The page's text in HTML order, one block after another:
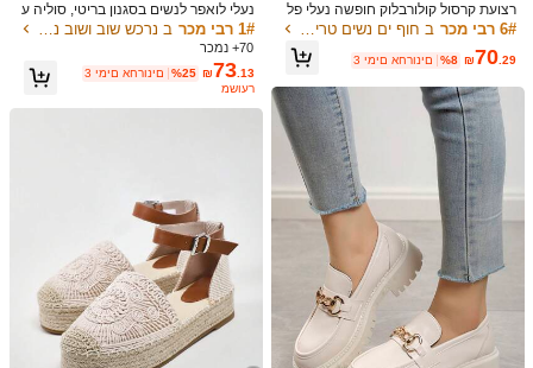
70 .54
כפכפי פרדות עם פלטפורמה סגורה אירופאית ואמריק
אית לנשים, סנדלים להחליק סוליה עבה, אביב/קי
US סטנדרטי
US6(EUR36)
US6.5(EUR37)
US7(EUR38)
רצועת קרסול קולורבלוק חופשה נעלי פל
טפורמה לנשים
6# רבי מכר
₪70.29
%8 3 ימים אחרונים
נעלי לואפר לנשים בסגנון בריטי, סוליה ע
בה, תחתית רכה, עיצוב רפוי, רטרו רב-שי
מושי עם קישוט שרשרת, לנעילה מהירה
1# רבי מכר
70+ נמכר
₪73.13
%25
3 ימים אחרונים
משוער